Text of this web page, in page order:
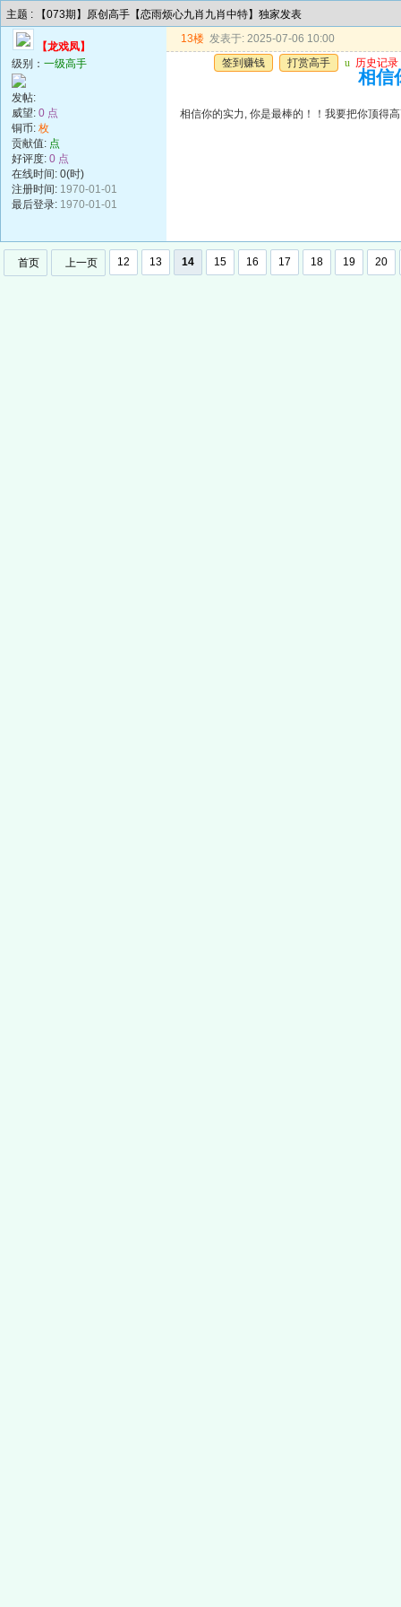
主题 : 【073期】原创高手【恋雨烦心九肖九肖中特】独家发表
【龙戏凤】
级别： 一级高手
发帖:
威望: 0 点
铜币: 枚
贡献值: 点
好评度: 0 点
在线时间: 0(时)
注册时间: 1970-01-01
最后登录: 1970-01-01
13楼 发表于: 2025-07-06 10:00
签到赚钱
打赏高手 u 历史记录
相信
相信你的实力, 你是最棒的！！我要把你顶得
首页 上一页 12 13 14 15 16 17 18 19 20